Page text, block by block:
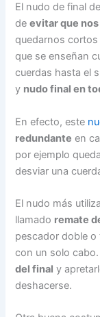
El nudo de final
deevitar que
quedarnos cortos
que se enseñan
cuerdas hasta el
y nudo final en
En efecto, este
redundante en
por ejemplo
desviar una
El nudo más
llamado remate
pescador doble o
con un solo
del final y
deshacerse.